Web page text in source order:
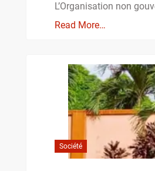
L’Organisation non
Read More…
Société